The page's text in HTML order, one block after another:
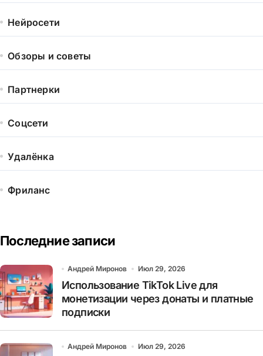
Нейросети
Обзоры и советы
Партнерки
Соцсети
Удалёнка
Фриланс
Последние записи
Андрей Миронов Июл 29, 2026
Использование TikTok Live для
монетизации через донаты и платные
подписки
Андрей Миронов Июл 29, 2026